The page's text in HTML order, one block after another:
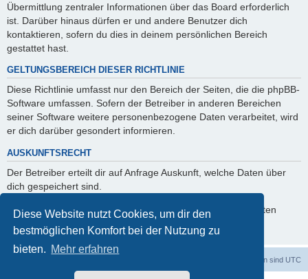
Diese Website nutzt Cookies, um dir den
bestmöglichen Komfort bei der Nutzung zu
bieten. Mehr erfahren
Übermittlung zentraler Informationen über das Board erforderlich
ist. Darüber hinaus dürfen er und andere Benutzer dich
kontaktieren, sofern du dies in deinem persönlichen Bereich
gestattet hast.
GELTUNGSBEREICH DIESER RICHTLINIE
Diese Richtlinie umfasst nur den Bereich der Seiten, die die phpBB-
Software umfassen. Sofern der Betreiber in anderen Bereichen
seiner Software weitere personenbezogene Daten verarbeitet, wird
er dich darüber gesondert informieren.
AUSKUNFTSRECHT
Der Betreiber erteilt dir auf Anfrage Auskunft, welche Daten über
dich gespeichert sind.
Du kannst jederzeit die Löschung bzw. Sperrung deiner Daten
verlangen. Kontaktiere hierzu bitte den Betreiber.
Alle Zeiten sind UTC